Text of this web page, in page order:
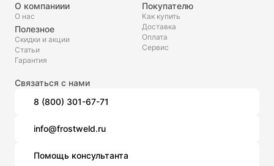
О компаниии
О нас
Полезное
Скидки и акции
Статьи
Гарантия
Покупателю
Как купить
Доставка
Оплата
Сервис
Связаться с нами
8 (800) 301-67-71
info@frostweld.ru
Помощь консультанта